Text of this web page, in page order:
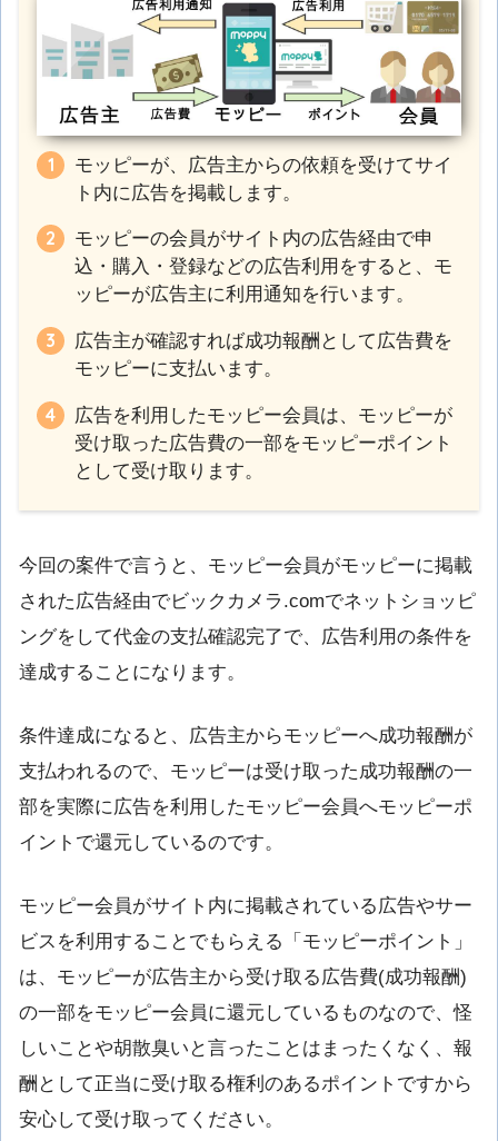
モッピーが、広告主からの依頼を受けてサイ
ト内に広告を掲載します。
モッピーの会員がサイト内の広告経由で申
込・購入・登録などの広告利用をすると、モ
ッピーが広告主に利用通知を行います。
広告主が確認すれば成功報酬として広告費を
モッピーに支払います。
広告を利用したモッピー会員は、モッピーが
受け取った広告費の一部をモッピーポイント
として受け取ります。
今回の案件で言うと、モッピー会員がモッピーに掲載
された広告経由でビックカメラ.comでネットショッピ
ングをして代金の支払確認完了で、広告利用の条件を
達成することになります。
条件達成になると、広告主からモッピーへ成功報酬が
支払われるので、モッピーは受け取った成功報酬の一
部を実際に広告を利用したモッピー会員へモッピーポ
イントで還元しているのです。
モッピー会員がサイト内に掲載されている広告やサー
ビスを利用することでもらえる「モッピーポイント」
は、モッピーが広告主から受け取る広告費(成功報酬)
の一部をモッピー会員に還元しているものなので、怪
しいことや胡散臭いと言ったことはまったくなく、報
酬として正当に受け取る権利のあるポイントですから
安心して受け取ってください。